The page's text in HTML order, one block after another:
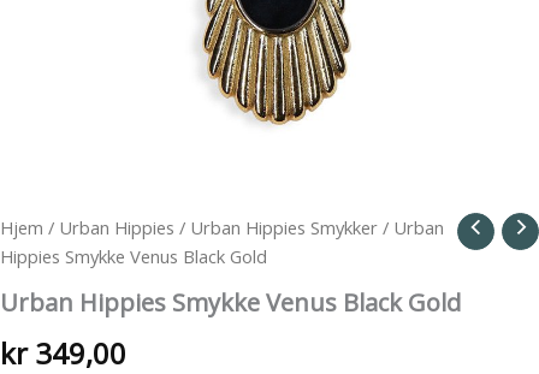
Hjem / Urban Hippies / Urban Hippies Smykker / Urban
Hippies Smykke Venus Black Gold
Urban Hippies Smykke Venus Black Gold
kr349,00